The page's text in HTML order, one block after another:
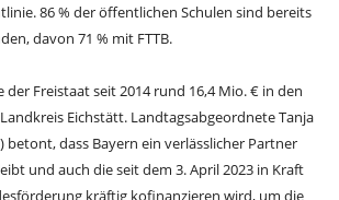
86 % der öffentlichen Schulen sind bereits
davon 71 % mit FTTB.
Freistaat seit 2014 rund 16,4 Mio. € in den
Eichstätt. Landtagsabgeordnete Tanja
betont, dass Bayern ein verlässlicher Partner
und auch die seit dem 3. April 2023 in Kraft
kräftig kofinanzieren wird, um die